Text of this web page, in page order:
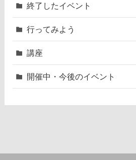
終了したイベント
行ってみよう
講座
開催中・今後のイベント